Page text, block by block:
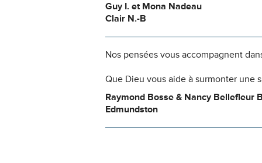
Guy I. et Mona Nadeau
Clair N.-B
Nos pensées vous accompagnent
Que Dieu vous aide à surmonter une
Raymond Bosse & Nancy Bellefleur
Edmundston